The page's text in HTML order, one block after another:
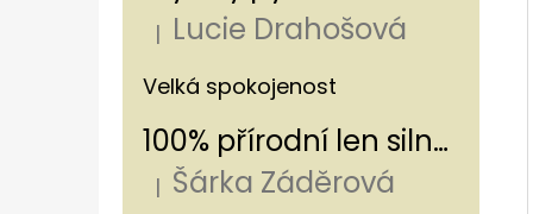
Hodnocení produktu je 5 z 5
| Lucie Drahošová
Velká spokojenost
100% přírodní len silný - s pruhem 320g/m
Hodnocení produktu je 5 z 5
| Šárka Záděrová
ROMANTICKÁ NÁKUPNÍ TAŠKA S
HORTENZIÍ A KRAJKOU
250 Kč